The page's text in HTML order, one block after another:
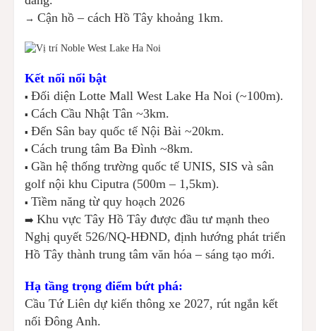
→Cận hồ – cách Hồ Tây khoảng 1km.
Kết nối nổi bật
▪️Đối diện Lotte Mall West Lake Ha Noi (~100m).
▪️Cách Cầu Nhật Tân ~3km.
▪️Đến Sân bay quốc tế Nội Bài ~20km.
▪️Cách trung tâm Ba Đình ~8km.
▪️Gần hệ thống trường quốc tế UNIS, SIS và sân
golf nội khu Ciputra (500m – 1,5km).
▪️Tiềm năng từ quy hoạch 2026
➡️Khu vực Tây Hồ Tây được đầu tư mạnh theo
Nghị quyết 526/NQ-HĐND, định hướng phát triển
Hồ Tây thành trung tâm văn hóa – sáng tạo mới.
Hạ tầng trọng điểm bứt phá:
Cầu Tứ Liên dự kiến thông xe 2027, rút ngắn kết
nối Đông Anh.